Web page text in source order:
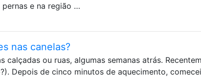
e na região …
nas canelas?
calçadas ou ruas, algumas semanas atrás.
Depois de cinco minutos de aquecimento,